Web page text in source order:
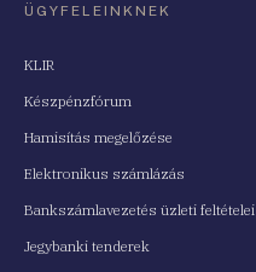
ÜGYFELEINKNEK
KLIR
Készpénzfórum
Hamisítás megelőzése
Elektronikus számlázás
Bankszámlavezetés üzleti feltételei
Jegybanki tenderek